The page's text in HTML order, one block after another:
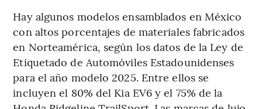
Hay algunos modelos ensamblados en México
con altos porcentajes de materiales fabricados
en Norteamérica, según los datos de la Ley de
Etiquetado de Automóviles Estadounidenses
para el año modelo 2025. Entre ellos se
incluyen el 80% del Kia EV6 y el 75% de la